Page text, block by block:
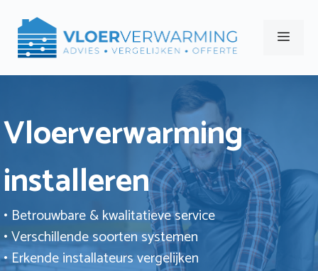
naar
Menu
Vloerverwarming
installeren
• Betrouwbare & kwalitatieve service
• Verschillende soorten systemen
• Erkende installateurs vergelijken